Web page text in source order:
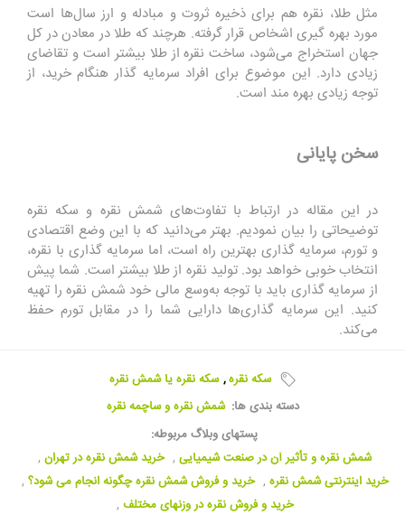
مثل طلا، نقره هم برای ذخیره ثروت و مبادله و ارز سال‌ها است
مورد بهره گیری اشخاص قرار گرفته. هرچند که طلا در معادن در کل
جهان استخراج می‌شود، ساخت نقره از طلا بیشتر است و تقاضای
زیادی دارد. این موضوع برای افراد سرمایه گذار هنگام خرید، از
توجه زیادی بهره مند است‌.
سخن پایانی
در این مقاله در ارتباط با تفاوت‌های شمش نقره و سکه نقره
توضیحاتی را بیان نمودیم. بهتر می‌دانید که با این وضع اقتصادی
و تورم، سرمایه گذاری بهترین راه است، اما سرمایه گذاری با نقره،
انتخاب خوبی خواهد بود. تولید نقره از طلا بیشتر است‌. شما پیش
از سرمایه گذاری باید با توجه به‌وسع مالی خود شمش نقره را تهیه
کنید. این سرمایه گذاری‌ها دارایی شما را در مقابل تورم حفظ
می‌کند.
سکه نقره, سکه نقره یا شمش نقره
دسته بندی ها: شمش نقره و ساچمه نقره
پستهای وبلاگ مربوطه:
شمش نقره و تأثیر آن در صنعت شیمیایی , خرید شمش نقره در تهران ,
خرید اینترنتی شمش نقره , خرید و فروش شمش نقره چگونه انجام می شود؟ ,
خرید و فروش نقره در وزنهای مختلف ,